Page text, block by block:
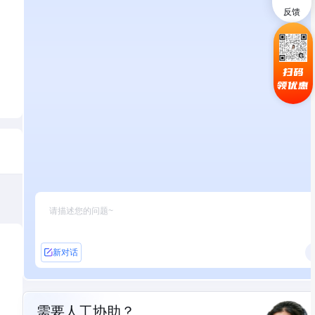
反馈
扫码
领优惠
新对话
需要人工协助？